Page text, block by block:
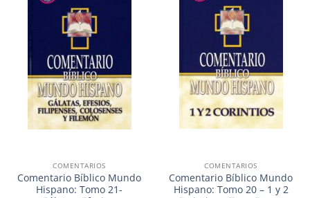
COMENTARIOS
Comentario Bíblico Mundo
Hispano: Tomo 21-
COMENTARIOS
Comentario Bíblico Mundo
Hispano: Tomo 20 – 1 y 2